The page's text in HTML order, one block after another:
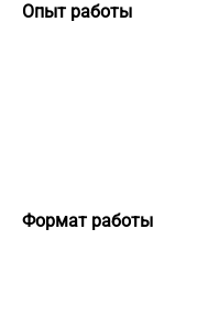
Опыт работы
Формат работы